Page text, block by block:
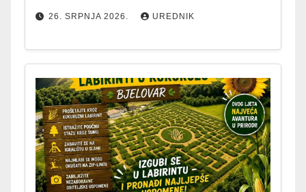
26. SRPNJA 2026. UREDNIK